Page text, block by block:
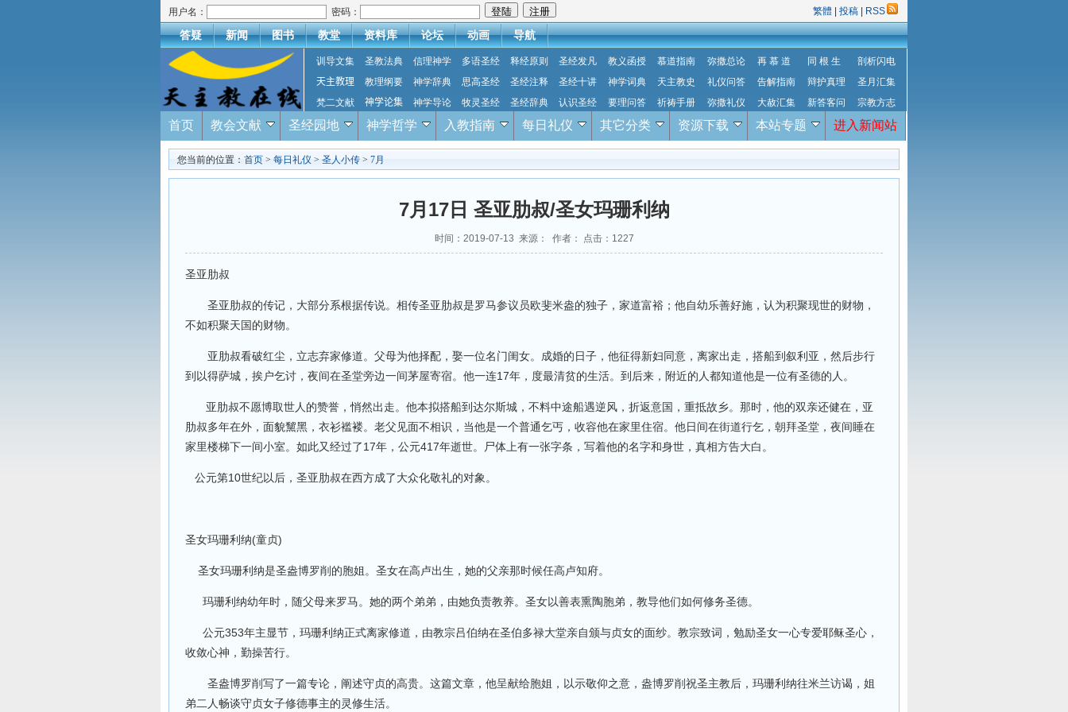
用户名： 密码： 繁體 投稿 RSS
答疑 新闻 图书 教堂 资料库 论坛 动画 导航
训导文集 圣教法典 信理神学 多语圣经 释经原则 圣经发凡 教义函授 慕道指南 弥撒总论 再 慕 道 同 根 生
剖析闪电
天主教理
教理纲要 神学辞典 思高圣经 圣经注释 圣经十讲 神学词典 天主教史 礼仪问答 告解指南 辩护真理
圣月汇集
梵二文献
神学论集 神学导论 牧灵圣经 圣经辞典 认识圣经 要理问答 祈祷手册 弥撒礼仪 大赦汇集 新答客问 宗教方志
首页 教会文献 圣经园地 神学哲学 入教指南 每日礼仪 其它分类 资源下载 本站专题 进入新闻站
您当前的位置： 首页 > 每日礼仪 > 圣人小传 > 7月
7月17日 圣亚肋叔/圣女玛珊利纳
时间：2019-07-13 来源： 作者： 点击： 1227
圣亚肋叔
圣亚肋叔的传记，大部分系根据传说。相传圣亚肋叔是罗马参议员欧斐米盎的独子，家道富裕；他自幼乐善好施，认为积聚现世的财物，
不如积聚天国的财物。
亚肋叔看破红尘，立志弃家修道。父母为他择配，娶一位名门闺女。成婚的日子，他征得新妇同意，离家出走，搭船到叙利亚，然后步行
到以得萨城，挨户乞讨，夜间在圣堂旁边一间茅屋寄宿。他一连17年，度最清贫的生活。到后来，附近的人都知道他是一位有圣德的人。
亚肋叔不愿博取世人的赞誉，悄然出走。他本拟搭船到达尔斯城，不料中途船遇逆风，折返意国，重抵故乡。那时，他的双亲还健在，亚
肋叔多年在外，面貌黧黑，衣衫褴褛。老父见面不相识，当他是一个普通乞丐，收容他在家里住宿。他日间在街道行乞，朝拜圣堂，夜间睡在
家里楼梯下一间小室。如此又经过了17年，公元417年逝世。尸体上有一张字条，写着他的名字和身世，真相方告大白。
公元第10世纪以后，圣亚肋叔在西方成了大众化敬礼的对象。
圣女玛珊利纳(童贞)
圣女玛珊利纳是圣盎博罗削的胞姐。圣女在高卢出生，她的父亲那时候任高卢知府。
玛珊利纳幼年时，随父母来罗马。她的两个弟弟，由她负责教养。圣女以善表熏陶胞弟，教导他们如何修务圣德。
公元353年主显节，玛珊利纳正式离家修道，由教宗吕伯纳在圣伯多禄大堂亲自颁与贞女的面纱。教宗致词，勉励圣女一心专爱耶稣圣心，
收敛心神，勤操苦行。
圣盎博罗削写了一篇专论，阐述守贞的高贵。这篇文章，他呈献给胞姐，以示敬仰之意，盎博罗削祝圣主教后，玛珊利纳往米兰访谒，姐
弟二人畅谈守贞女子修德事主的灵修生活。